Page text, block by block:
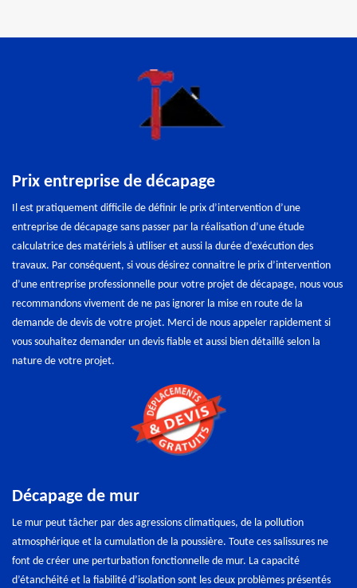
Prix entreprise de décapage
Il est pratiquement difficile de définir le prix d’intervention d’une
entreprise de décapage sans passer par la réalisation d’une étude
calculatrice des matériels à utiliser et aussi la durée d’exécution des
travaux. Par conséquent, si vous désirez connaitre le prix d’intervention
d’une entreprise professionnelle pour votre projet de décapage, nous vous
recommandons vivement de ne pas ignorer la mise en route de la
demande de devis de votre projet. Merci de nous appeler rapidement si
vous souhaitez demander un devis fiable et aussi bien détaillé selon la
nature de votre projet.
Décapage de mur
Le mur peut tâcher par des agressions climatiques, de la pollution
atmosphérique et la cumulation de la poussière. Toute ces salissures ne
font de créer une perturbation fonctionnelle de mur. La capacité
d’étanchéité et la fiabilité d’isolation sont les deux problèmes présentés